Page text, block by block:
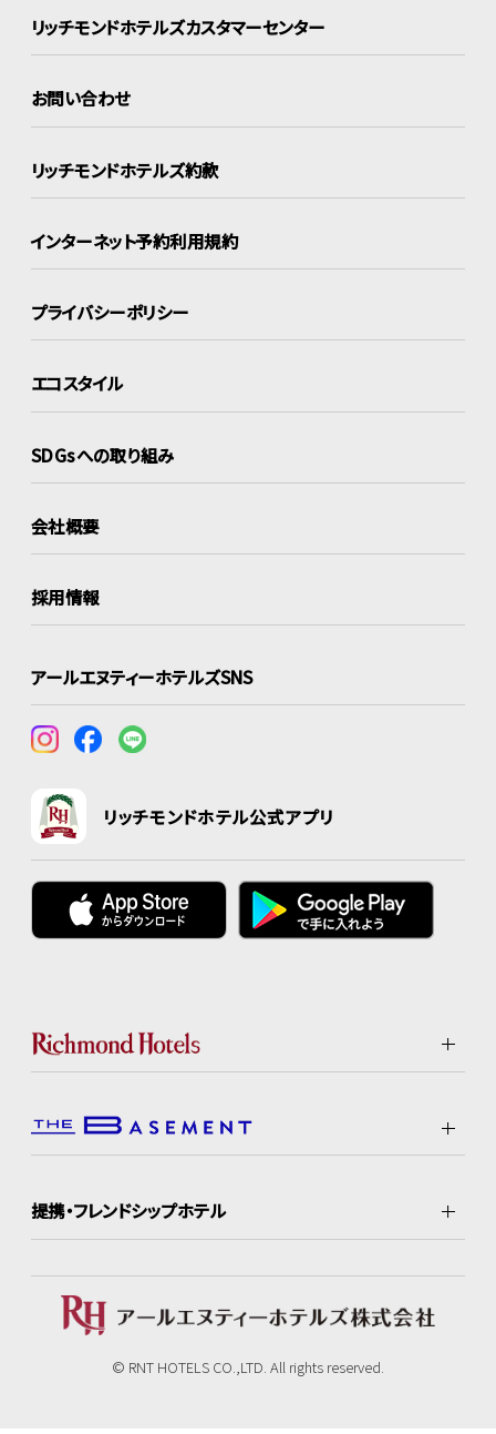
リッチモンドホテルズカスタマーセンター
お問い合わせ
リッチモンドホテルズ約款
インターネット予約利用規約
プライバシーポリシー
エコスタイル
SDGsへの取り組み
会社概要
採用情報
アールエヌティーホテルズSNS
リッチモンドホテル公式アプリ
提携・フレンドシップホテル
© RNT HOTELS CO.,LTD. All rights reserved.